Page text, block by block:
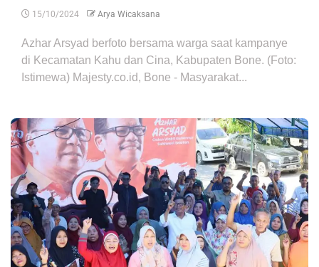
15/10/2024 Arya Wicaksana
Azhar Arsyad berfoto bersama warga saat kampanye
di Kecamatan Kahu dan Cina, Kabupaten Bone. (Foto:
Istimewa) Majesty.co.id, Bone - Masyarakat...